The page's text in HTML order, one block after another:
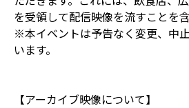
を受領して配信映像を流すことを含
※本イベントは予告なく変更、中
います。
【アーカイブ映像について】